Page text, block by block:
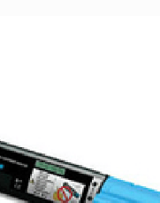
italia
pattumiera
asciuga capelli